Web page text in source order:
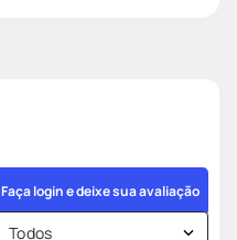
Faça login e deixe sua avaliação
Todos